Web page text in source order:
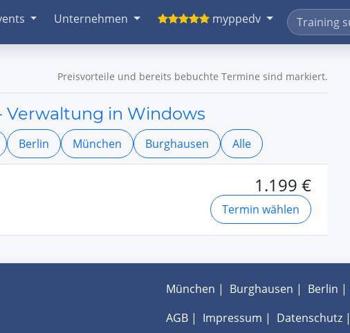
Unternehmen myppedv
Preisvorteile und bereits bebuchte Termine sind markiert.
Verwaltung in Windows
Berlin München Burghausen Alle
1.199 €
Termin wählen
München | Burghausen | Berlin |
AGB| Impressum | Datenschutz|